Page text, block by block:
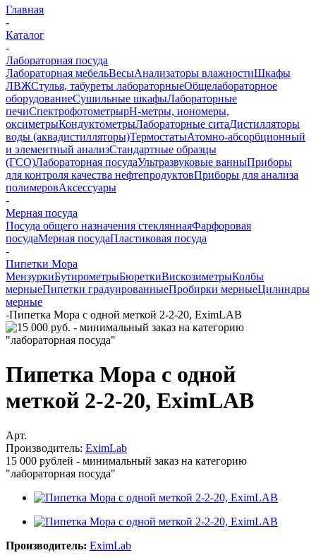
Главная
-
Каталог
-
Лабораторная посуда
Лабораторная мебельВесыАнализаторы влажностиШкафы
ЛВЖСтулья, табуреты лабораторныеОбщелабораторное
оборудованиеСушильные шкафыЛабораторные
печиСпектрофотометрыpH-метры, иономеры,
оксиметрыКондуктометрыЛабораторные ситаДистилляторы
воды (аквадистилляторы)ТермостатыАтомно-абсорбционный
и элементный анализСтандартные образцы
(ГСО)Лабораторная посудаУльтразвуковые ванныПриборы
для контроля качества нефтепродуктовПриборы для анализа
полимеровАксессуары
-
Мерная посуда
Посуда общего назначения стекляннаяФарфоровая
посудаМерная посудаПластиковая посуда
-
Пипетки Мора
МензуркиБутирометрыБюреткиВискозиметрыКолбы
мерныеПипетки градуированныеПробирки мерныеЦилиндры
мерные
-Пипетка Мора с одной меткой 2-2-20, EximLAB
Пипетка Мора с одной
меткой 2-2-20, EximLAB
Арт.
Производитель: EximLab
15 000 рублей - минимальный заказ на категорию
"лабораторная посуда"
Производитель: EximLab